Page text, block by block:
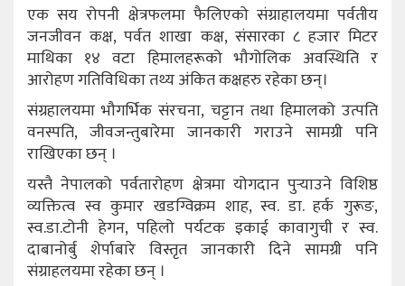
एक सय रोपनी क्षेत्रफलमा फैलिएको संग्राहालयमा पर्वतीय
जनजीवन कक्ष, पर्वत शाखा कक्ष, संसारका ८ हजार मिटर
माथिका १४ वटा हिमालहरूको भौगोलिक अवस्थिति र
आरोहण गतिविधिका तथ्य अंकित कक्षहरु रहेका छन्।
संग्रहालयमा भौगर्भिक संरचना, चट्टान तथा हिमालको उत्पति
वनस्पति, जीवजन्तुबारेमा जानकारी गराउने सामग्री पनि
राखिएका छन् ।
यस्तै नेपालको पर्वतारोहण क्षेत्रमा योगदान पुर्‍याउने विशिष्ठ
व्यक्तित्व स्व कुमार खडग्विक्रम शाह, स्व. डा. हर्क गुरूङ,
स्व.डा.टोनी हेगन, पहिलो पर्यटक इकाई कावागुची र स्व.
दाबानोर्बु शेर्पाबारे विस्तृत जानकारी दिने सामग्री पनि
संग्राहलयमा रहेका छन् ।